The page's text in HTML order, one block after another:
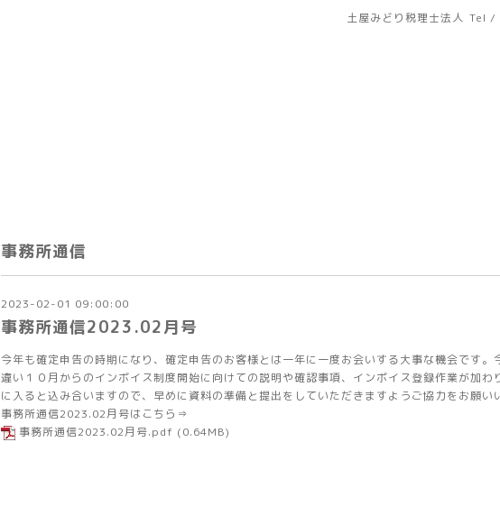
土屋みどり税理士法人 Tel /
事務所通信
2023-02-01 09:00:00
事務所通信2023.02月号
今年も確定申告の時期になり、確定申告のお客様とは一年に一度お会いする大事な機会です。
違い１０月からのインボイス制度開始に向けての説明や確認事項、インボイス登録作業が加わ
に入ると込み合いますので、早めに資料の準備と提出をしていただきますようご協力をお願い
事務所通信2023.02月号はこちら⇒
事務所通信2023.02月号.pdf (0.64MB)